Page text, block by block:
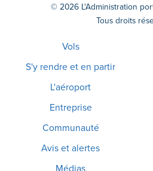
© 2026 L'Administration
Tous droits
Vols
S'y rendre et en partir
L'aéroport
Entreprise
Communauté
Avis et alertes